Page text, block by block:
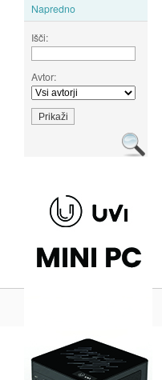
Napredno
Išči:
Avtor: